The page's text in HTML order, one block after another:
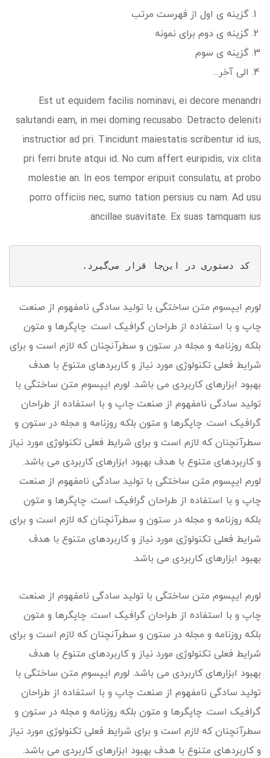
گزینه ی اول از فهرست مرتب
گزینه ی دوم برای نمونه
گزینه ی سوم
الی آخر...
Est ut equidem facilis nominavi, ei decore menandri
salutandi eam, in mei doming recusabo. Detracto deleniti
instructior ad pri. Tincidunt maiestatis scribentur id ius,
pri ferri brute atqui id. No cum affert euripidis, vix clita
molestie an. In eos tempor eripuit consulatu, at probo
porro officiis nec, sumo tation persius cu nam. Ad usu
ancillae suavitate. Ex suas tamquam ius.
کد دستوری در این‌جا قرار می‌گیرد.
لورم ایپسوم متن ساختگی با تولید سادگی نامفهوم از صنعت
چاپ و با استفاده از طراحان گرافیک است. چاپگرها و متون
بلکه روزنامه و مجله در ستون و سطرآنچنان که لازم است و برای
شرایط فعلی تکنولوژی مورد نیاز و کاربردهای متنوع با هدف
بهبود ابزارهای کاربردی می باشد. لورم ایپسوم متن ساختگی با
تولید سادگی نامفهوم از صنعت چاپ و با استفاده از طراحان
گرافیک است. چاپگرها و متون بلکه روزنامه و مجله در ستون و
سطرآنچنان که لازم است و برای شرایط فعلی تکنولوژی مورد نیاز
و کاربردهای متنوع با هدف بهبود ابزارهای کاربردی می باشد.
لورم ایپسوم متن ساختگی با تولید سادگی نامفهوم از صنعت
چاپ و با استفاده از طراحان گرافیک است. چاپگرها و متون
بلکه روزنامه و مجله در ستون و سطرآنچنان که لازم است و برای
شرایط فعلی تکنولوژی مورد نیاز و کاربردهای متنوع با هدف
بهبود ابزارهای کاربردی می باشد.
لورم ایپسوم متن ساختگی با تولید سادگی نامفهوم از صنعت
چاپ و با استفاده از طراحان گرافیک است. چاپگرها و متون
بلکه روزنامه و مجله در ستون و سطرآنچنان که لازم است و برای
شرایط فعلی تکنولوژی مورد نیاز و کاربردهای متنوع با هدف
بهبود ابزارهای کاربردی می باشد. لورم ایپسوم متن ساختگی با
تولید سادگی نامفهوم از صنعت چاپ و با استفاده از طراحان
گرافیک است. چاپگرها و متون بلکه روزنامه و مجله در ستون و
سطرآنچنان که لازم است و برای شرایط فعلی تکنولوژی مورد نیاز
و کاربردهای متنوع با هدف بهبود ابزارهای کاربردی می باشد.